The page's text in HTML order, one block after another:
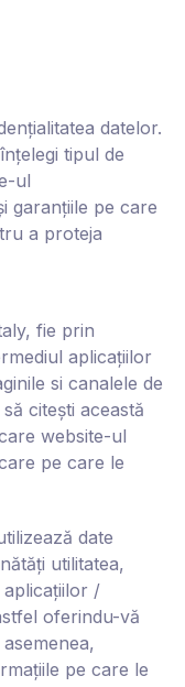
datelor.
tipul de
ul
garanțiile pe care
a proteja
fie prin
aplicațiilor
si canalele de
citești această
website-ul
pe care le
date
utilitatea,
aplicațiilor /
oferindu-vă
pe care le